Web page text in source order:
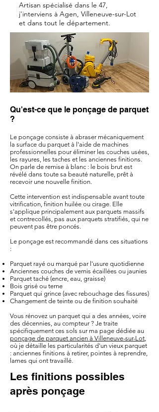
Artisan spécialisé dans le 47,
j'interviens à Agen, Villeneuve-sur-Lot
et dans tout le département.
Qu'est-ce que le ponçage de parquet
?
Le ponçage consiste à abraser mécaniquement
la surface du parquet à l'aide de machines
professionnelles pour éliminer les couches usées,
les rayures, les taches et les anciennes finitions.
On parle de remise à blanc : le bois brut est
révélé dans toute sa beauté naturelle, prêt à
recevoir une nouvelle finition.
Cette intervention est indispensable avant toute
vitrification, finition huilée ou cirage. Elle
s'applique principalement aux parquets massifs
et contrecollés, pas aux parquets stratifiés, qui ne
peuvent pas être poncés.
Le ponçage est recommandé dans ces situations
:
Parquet rayé ou marqué par l'usure quotidienne
Anciennes couches de vernis écaillées ou jaunies
Parquet taché (encre, eau, graisse)
Bois grisé ou terne
Parquet qui grince (avec rebouchage des fissures)
Changement de teinte ou de finition souhaité
Vous rénovez un parquet qui a des années, voire
des décennies, au compteur ? Je traite
spécifiquement ces sols sur ma page dédiée au
ponçage de parquet ancien à Villeneuve-sur-Lot,
où je détaille les particularités d'un vieux parquet
: anciennes finitions à retirer, pointes à reprendre,
lames qui ont travaillé.
Les finitions possibles
après ponçage